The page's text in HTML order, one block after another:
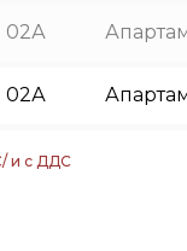
02А
02А
и с ДДС